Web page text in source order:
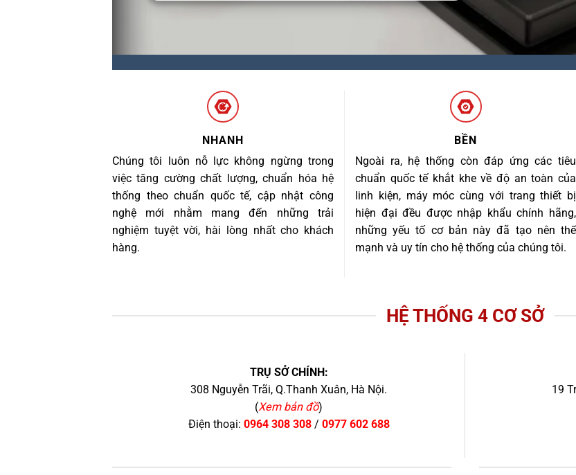
NHANH
Chúng tôi luôn nỗ lực không ngừng trong
việc tăng cường chất lượng, chuẩn hóa hệ
thống theo chuẩn quốc tế, cập nhật công
nghệ mới nhằm mang đến những trải
nghiệm tuyệt vời, hài lòng nhất cho khách
hàng.
BỀN
Ngoài ra, hệ thống còn đáp ứng các tiêu
chuẩn quốc tế khắt khe về độ an toàn của
linh kiện, máy móc cùng với trang thiết bị
hiện đại đều được nhập khẩu chính hãng,
những yếu tố cơ bản này đã tạo nên thế
mạnh và uy tín cho hệ thống của chúng tôi.
HỆ THỐNG 4 CƠ SỞ
TRỤ SỞ CHÍNH:
308 Nguyễn Trãi, Q.Thanh Xuân, Hà Nội.
(Xem bản đồ)
Điện thoại: 0964 308 308/ 0977 602 688
19